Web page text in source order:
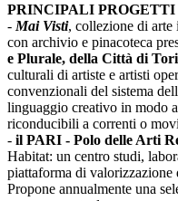
PRINCIPALI
- Mai Visti, collezione di arte
con archivio e pinacoteca
e Plurale, della Città di
culturali di artiste e artisti
convenzionali del sistema
linguaggio creativo in modo
riconducibili a correnti o
- il PARI - Polo delle Arti
Habitat: un centro studi,
piattaforma di
Propone annualmente una